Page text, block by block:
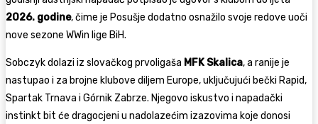
2026. godine, čime je Posušje dodatno osnažilo svoje redove uoči
nove sezone WWin lige BiH.
Sobczyk dolazi iz slovačkog prvoligaša MFK Skalica, a ranije je
nastupao i za brojne klubove diljem Europe, uključujući bečki Rapid,
Spartak Trnava i Górnik Zabrze. Njegovo iskustvo i napadački
instinkt bit će dragocjeni u nadolazećim izazovima koje donosi